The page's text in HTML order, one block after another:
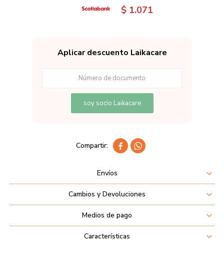
$ 1.071
Aplicar descuento Laikacare
soy socio Laikacare
 
Envíos
Cambios y Devoluciones
Medios de pago
Características